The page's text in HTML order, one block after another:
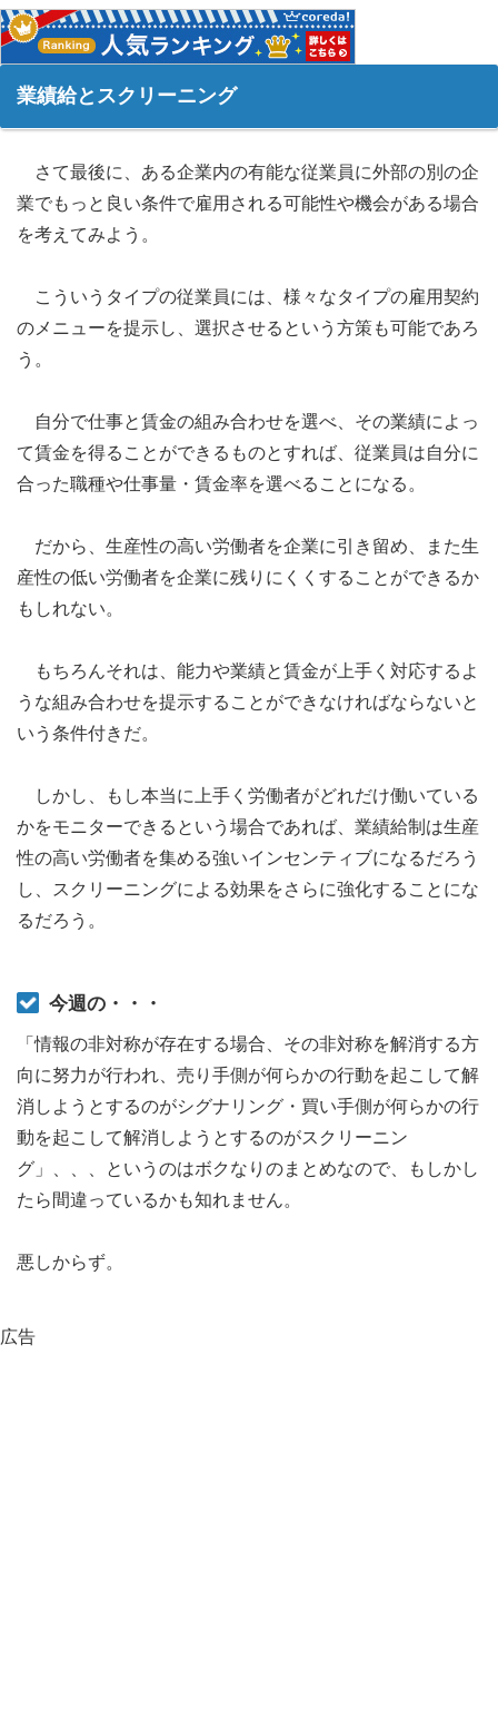
業績給とスクリーニング
さて最後に、ある企業内の有能な従業員に外部の別の企
業でもっと良い条件で雇用される可能性や機会がある場合
を考えてみよう。
こういうタイプの従業員には、様々なタイプの雇用契約
のメニューを提示し、選択させるという方策も可能であろ
う。
自分で仕事と賃金の組み合わせを選べ、その業績によっ
て賃金を得ることができるものとすれば、従業員は自分に
合った職種や仕事量・賃金率を選べることになる。
だから、生産性の高い労働者を企業に引き留め、また生
産性の低い労働者を企業に残りにくくすることができるか
もしれない。
もちろんそれは、能力や業績と賃金が上手く対応するよ
うな組み合わせを提示することができなければならないと
いう条件付きだ。
しかし、もし本当に上手く労働者がどれだけ働いている
かをモニターできるという場合であれば、業績給制は生産
性の高い労働者を集める強いインセンティブになるだろう
し、スクリーニングによる効果をさらに強化することにな
るだろう。
今週の・・・
「情報の非対称が存在する場合、その非対称を解消する方
向に努力が行われ、売り手側が何らかの行動を起こして解
消しようとするのがシグナリング・買い手側が何らかの行
動を起こして解消しようとするのがスクリーニン
グ」、、、というのはボクなりのまとめなので、もしかし
たら間違っているかも知れません。
悪しからず。
広告